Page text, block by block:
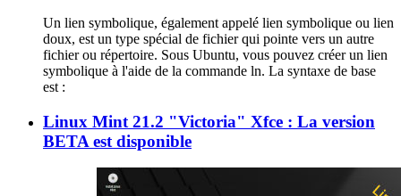
Un lien symbolique, également appelé lien symbolique ou lien
doux, est un type spécial de fichier qui pointe vers un autre
fichier ou répertoire. Sous Ubuntu, vous pouvez créer un lien
symbolique à l'aide de la commande ln. La syntaxe de base
est :
Linux Mint 21.2 "Victoria" Xfce : La version
BETA est disponible